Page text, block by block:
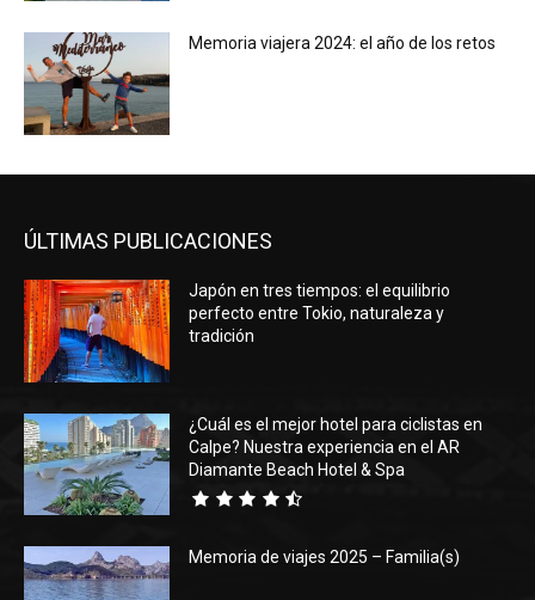
Memoria viajera 2024: el año de los retos
ÚLTIMAS PUBLICACIONES
Japón en tres tiempos: el equilibrio
perfecto entre Tokio, naturaleza y
tradición
¿Cuál es el mejor hotel para ciclistas en
Calpe? Nuestra experiencia en el AR
Diamante Beach Hotel & Spa
Memoria de viajes 2025 – Familia(s)